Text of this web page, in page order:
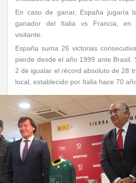
En caso de ganar, España jugaría
ganador del Italia vs Francia, en
visitante.
España suma 26 victorias
pierde desde el año 1999 ante Brasil.
2 de igualar el récord absoluto de 28
local, establecido por Italia hace 70